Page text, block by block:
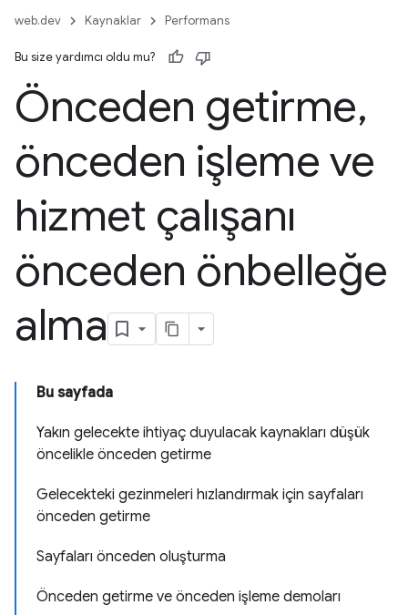
web.dev Kaynaklar Performans
Bu size yardımcı oldu mu?
Önceden getirme,
önceden işleme ve
hizmet çalışanı
önceden önbelleğe
alma
Bu sayfada
Yakın gelecekte ihtiyaç duyulacak kaynakları düşük
öncelikle önceden getirme
Gelecekteki gezinmeleri hızlandırmak için sayfaları
önceden getirme
Sayfaları önceden oluşturma
Önceden getirme ve önceden işleme demoları